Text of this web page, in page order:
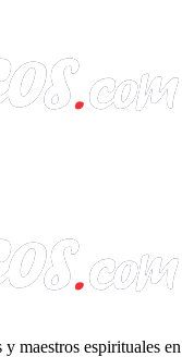
maestros espirituales